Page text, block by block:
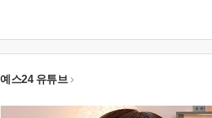
예스24 유튜브